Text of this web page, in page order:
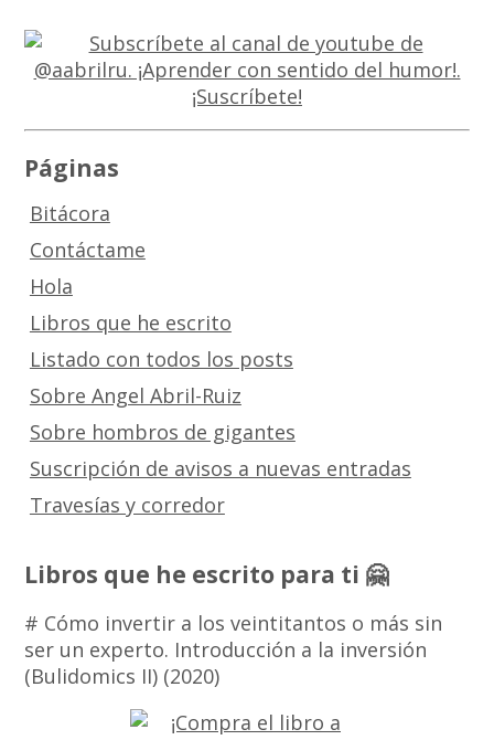
Páginas
Bitácora
Contáctame
Hola
Libros que he escrito
Listado con todos los posts
Sobre Angel Abril-Ruiz
Sobre hombros de gigantes
Suscripción de avisos a nuevas entradas
Travesías y corredor
Libros que he escrito para ti 🤗
# Cómo invertir a los veintitantos o más sin
ser un experto. Introducción a la inversión
(Bulidomics II) (2020)